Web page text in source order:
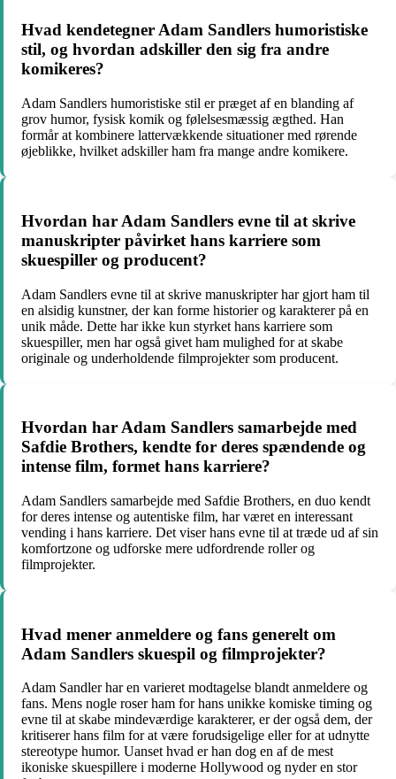
Hvad kendetegner Adam Sandlers humoristiske
stil, og hvordan adskiller den sig fra andre
komikeres?
Adam Sandlers humoristiske stil er præget af en blanding af
grov humor, fysisk komik og følelsesmæssig ægthed. Han
formår at kombinere lattervækkende situationer med rørende
øjeblikke, hvilket adskiller ham fra mange andre komikere.
Hvordan har Adam Sandlers evne til at skrive
manuskripter påvirket hans karriere som
skuespiller og producent?
Adam Sandlers evne til at skrive manuskripter har gjort ham til
en alsidig kunstner, der kan forme historier og karakterer på en
unik måde. Dette har ikke kun styrket hans karriere som
skuespiller, men har også givet ham mulighed for at skabe
originale og underholdende filmprojekter som producent.
Hvordan har Adam Sandlers samarbejde med
Safdie Brothers, kendte for deres spændende og
intense film, formet hans karriere?
Adam Sandlers samarbejde med Safdie Brothers, en duo kendt
for deres intense og autentiske film, har været en interessant
vending i hans karriere. Det viser hans evne til at træde ud af sin
komfortzone og udforske mere udfordrende roller og
filmprojekter.
Hvad mener anmeldere og fans generelt om
Adam Sandlers skuespil og filmprojekter?
Adam Sandler har en varieret modtagelse blandt anmeldere og
fans. Mens nogle roser ham for hans unikke komiske timing og
evne til at skabe mindeværdige karakterer, er der også dem, der
kritiserer hans film for at være forudsigelige eller for at udnytte
stereotype humor. Uanset hvad er han dog en af de mest
ikoniske skuespillere i moderne Hollywood og nyder en stor